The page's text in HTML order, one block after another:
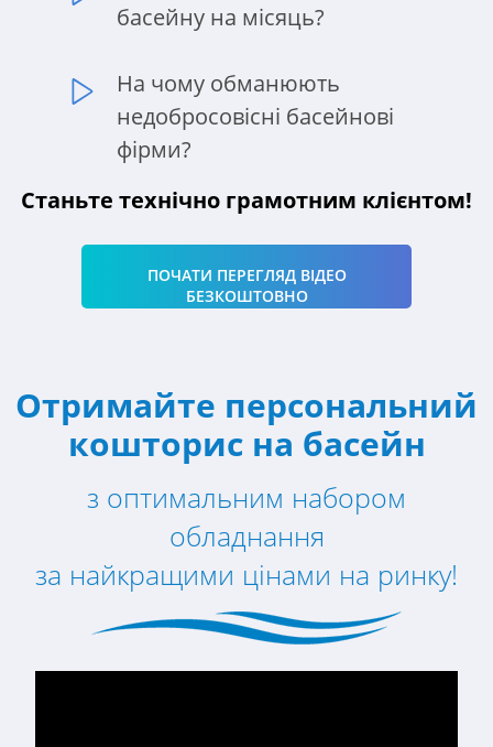
басейну на місяць?
На чому обманюють
недобросовісні басейнові
фірми?
Станьте технічно грамотним клієнтом!
ПОЧАТИ ПЕРЕГЛЯД ВІДЕО
БЕЗКОШТОВНО
Отримайте персональний
кошторис на басейн
з оптимальним набором
обладнання
за найкращими цінами на ринку!